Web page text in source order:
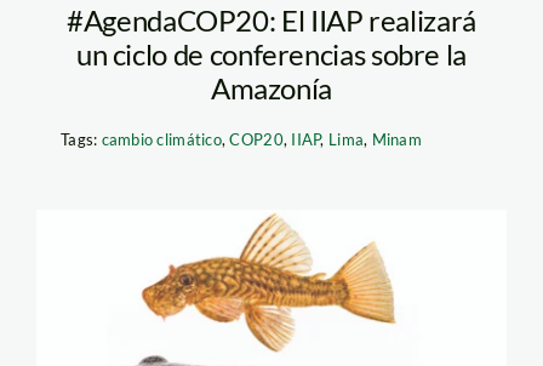
#AgendaCOP20: El IIAP realizará
un ciclo de conferencias sobre la
Amazonía
Tags: cambio climático,COP20, IIAP, Lima, Minam
especies-descubiertas
—iiap